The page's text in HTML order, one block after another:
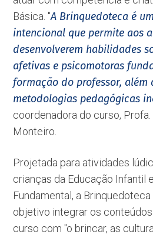
Básica. ''A Brinquedoteca é
intencional que permite aos
desenvolverem habilidades
afetivas e psicomotoras
formação do professor, além
metodologias pedagógicas
coordenadora do curso, Profa.
Monteiro.
Projetada para atividades
crianças da Educação Infantil
Fundamental, a
objetivo integrar os
curso com ''o brincar, as